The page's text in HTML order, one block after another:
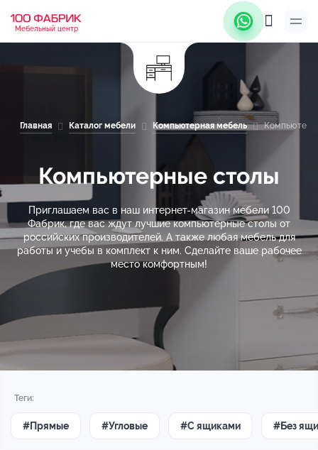
Мебельный центр
Главная Каталог мебели Компьютерная мебель
Компьютерные столы
Приглашаем вас в наш интернет-магазин мебели 100
Фабрик, где вас ждут лучшие компьютерные столы от
российских производителей. А также любая мебель для
работы и учебы в комплект к ним. Сделайте ваше рабочее
место комфортным!
Теги:
#Прямые #Угловые #С ящиками #Без